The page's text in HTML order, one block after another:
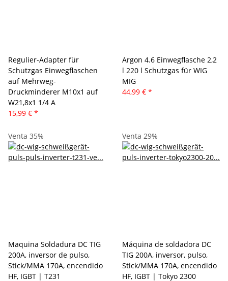
Regulier-Adapter für
Schutzgas Einwegflaschen
auf Mehrweg-
Druckminderer M10x1 auf
W21,8x1 1/4 A
15,99 € *
Argon 4.6 Einwegflasche 2,2
l 220 l Schutzgas für WIG
MIG
44,99 € *
Venta 35%
Maquina Soldadura DC TIG
200A, inversor de pulso,
Stick/MMA 170A, encendido
HF, IGBT | T231
Venta 29%
Máquina de soldadora DC
TIG 200A, inversor, pulso,
Stick/MMA 170A, encendido
HF, IGBT | Tokyo 2300